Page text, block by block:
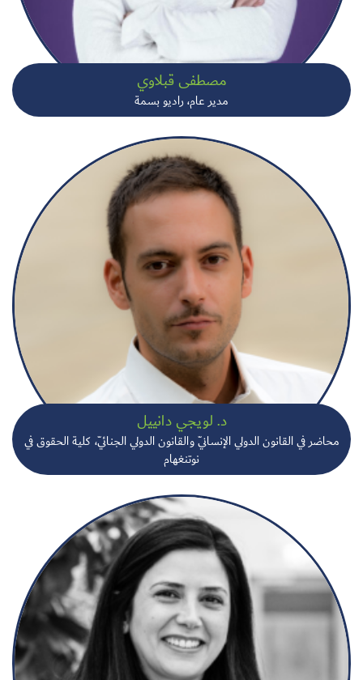
مصطفى قبلاوي
مدير عام، راديو بسمة
د. لويجي دانييل
محاضر في القانون الدولي الإنسانيّ والقانون الدولي الجنائيّ، كلية الحقوق في
نوتنغهام